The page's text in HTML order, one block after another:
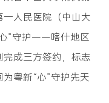
人民医院（中山大
”守护——喀什地区
成三方签约，标志
粤新“心”守护先天